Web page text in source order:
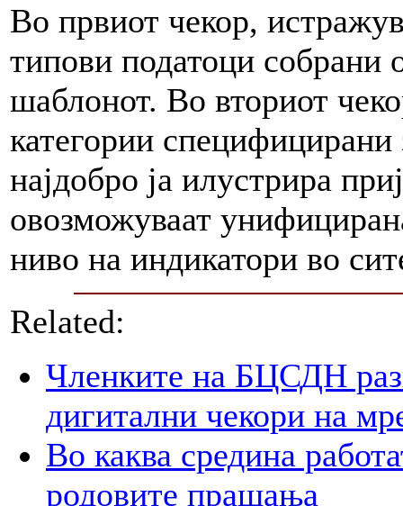
Во првиот чекор,
типови податоци собрани
шаблонот. Во вториот
категории специфицирани
најдобро ја илустрира
овозможуваат
ниво на индикатори во
Related:
Членките на БЦСДН
дигитални чекори на
Во каква средина
родовите прашања